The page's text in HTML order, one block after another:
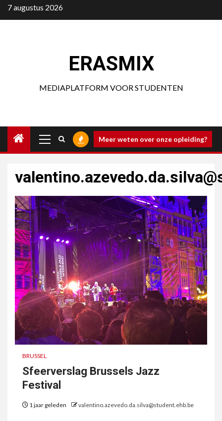
Ga
naar
7 augustus 2026
ERASMIX
MEDIAPLATFORM VOOR STUDENTEN
menu
Meer weten over onze opleiding?
BRUSSEL
Sfeerverslag Brussels Jazz
Festival
1 jaar geleden valentino.azevedo.da.silva@student.ehb.be